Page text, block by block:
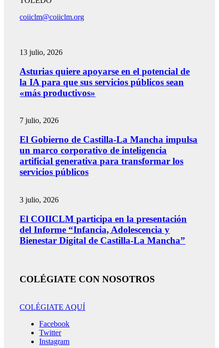
coiiclm@coiiclm.org
13 julio, 2026
Asturias quiere apoyarse en el potencial de
la IA para que sus servicios públicos sean
«más productivos»
7 julio, 2026
El Gobierno de Castilla-La Mancha impulsa
un marco corporativo de inteligencia
artificial generativa para transformar los
servicios públicos
3 julio, 2026
El COIICLM participa en la presentación
del Informe “Infancia, Adolescencia y
Bienestar Digital de Castilla-La Mancha”
COLÉGIATE CON NOSOTROS
COLÉGIATE AQUÍ
Facebook
Twitter
Instagram